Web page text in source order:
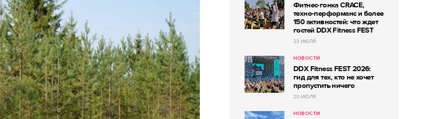
Фитнес-гонка CRACE,
техно-перформанс и более
150 активностей: что ждет
гостей DDX Fitness FEST
23 ИЮЛЯ
НОВОСТИ
DDX Fitness FEST 2026:
гид для тех, кто не хочет
пропустить ничего
20 ИЮЛЯ
НОВОСТИ